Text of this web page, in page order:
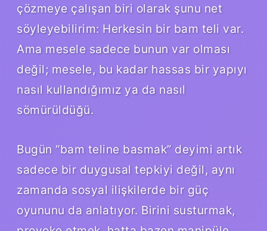
çözmeye çalışan biri olarak şunu net
söyleyebilirim: Herkesin bir bam teli var.
Ama mesele sadece bunun var olması
değil; mesele, bu kadar hassas bir yapıyı
nasıl kullandığımız ya da nasıl
sömürüldüğü.
Bugün “bam teline basmak” deyimi artık
sadece bir duygusal tepkiyi değil, aynı
zamanda sosyal ilişkilerde bir güç
oyununu da anlatıyor. Birini susturmak,